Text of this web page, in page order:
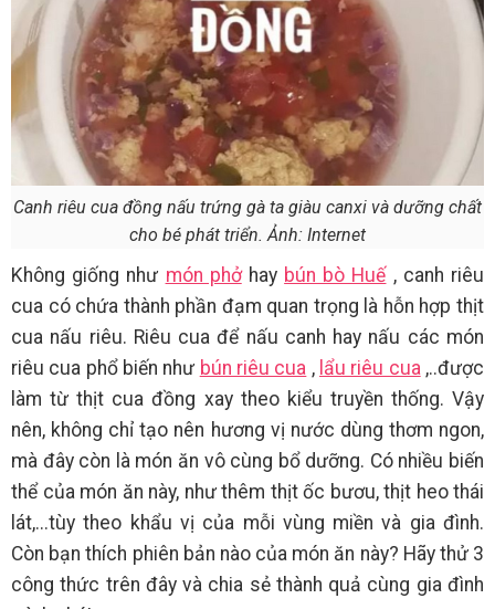
Canh riêu cua đồng nấu trứng gà ta giàu canxi và dưỡng chất
cho bé phát triển. Ảnh: Internet
Không giống như món phởhay bún bò Huế, canh riêu
cua có chứa thành phần đạm quan trọng là hỗn hợp thịt
cua nấu riêu. Riêu cua để nấu canh hay nấu các món
riêu cua phổ biến như bún riêu cua , lẩu riêu cua ,..được
làm từ thịt cua đồng xay theo kiểu truyền thống. Vậy
nên, không chỉ tạo nên hương vị nước dùng thơm ngon,
mà đây còn là món ăn vô cùng bổ dưỡng. Có nhiều biến
thể của món ăn này, như thêm thịt ốc bươu, thịt heo thái
lát,...tùy theo khẩu vị của mỗi vùng miền và gia đình.
Còn bạn thích phiên bản nào của món ăn này? Hãy thử 3
công thức trên đây và chia sẻ thành quả cùng gia đình